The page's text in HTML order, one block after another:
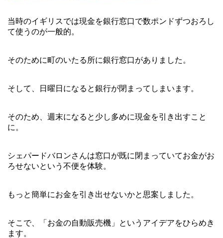
当時のイギリスでは現金を銀行窓口で数ポンドずつおろし
て使うのが一般的。
そのために町のいたる所に銀行窓口がありました。
そして、日曜日になると銀行が閉まってしまいます。
そのため、週末になると少し多めに現金を引き出すこと
に。
シェパードバロンさんは窓口が既に閉まっていてお金がお
ろせないという不便を体験。
もっと簡単にお金を引き出せないかと思案しました。
そこで、「お金の自動販売機」というアイデアをひらめき
ます。